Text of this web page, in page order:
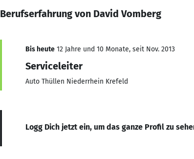
Berufserfahrung von David Vomberg
Bis heute 12 Jahre und 10 Monate, seit Nov. 2013
Serviceleiter
Auto Thüllen Niederrhein Krefeld
Logg Dich jetzt ein, um das ganze Profil zu